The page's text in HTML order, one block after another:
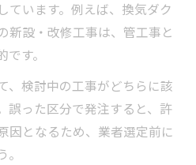
ています。例えば、換気ダク
新設・改修工事は、管工事と
す。
、検討中の工事がどちらに該
誤った区分で発注すると、許
因となるため、業者選定前に